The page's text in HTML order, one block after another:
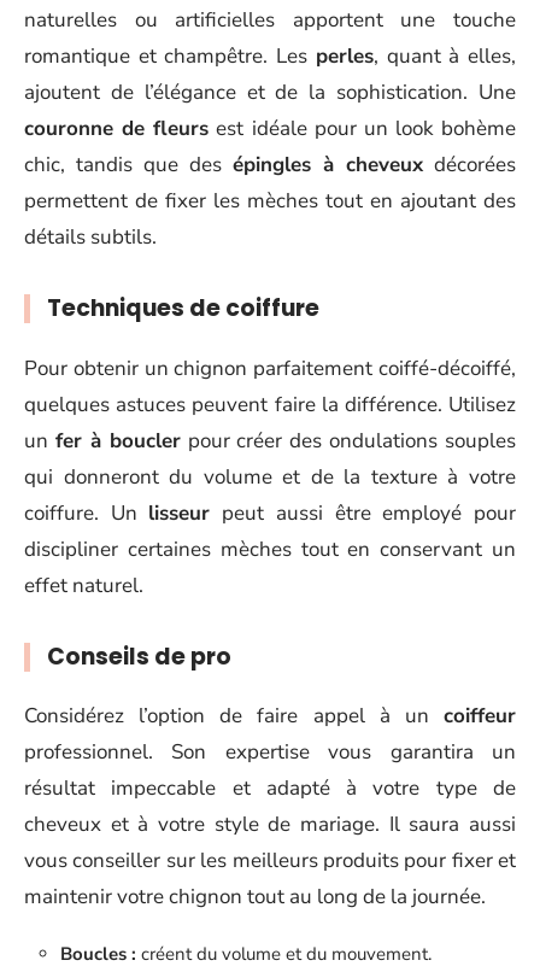
naturelles ou artificielles apportent une touche
romantique et champêtre. Les perles, quant à elles,
ajoutent de l’élégance et de la sophistication. Une
couronne de fleurs est idéale pour un look bohème
chic, tandis que des épingles à cheveux décorées
permettent de fixer les mèches tout en ajoutant des
détails subtils.
Techniques de coiffure
Pour obtenir un chignon parfaitement coiffé-décoiffé,
quelques astuces peuvent faire la différence. Utilisez
un fer à bouclerpour créer des ondulations souples
qui donneront du volume et de la texture à votre
coiffure. Un lisseur peut aussi être employé pour
discipliner certaines mèches tout en conservant un
effet naturel.
Conseils de pro
Considérez l’option de faire appel à un coiffeur
professionnel. Son expertise vous garantira un
résultat impeccable et adapté à votre type de
cheveux et à votre style de mariage. Il saura aussi
vous conseiller sur les meilleurs produits pour fixer et
maintenir votre chignon tout au long de la journée.
Boucles : créent du volume et du mouvement.